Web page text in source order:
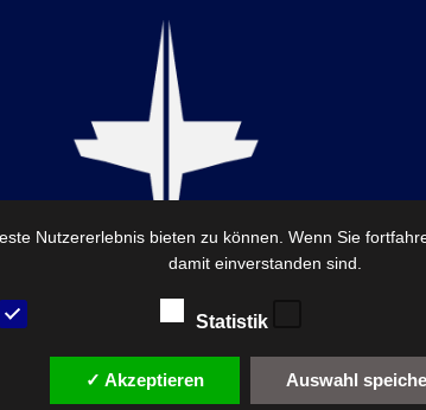
Nutzererlebnis bieten zu können. Wenn Sie
damit einverstanden sind.
Statistik
✓ Akzeptieren Auswahl